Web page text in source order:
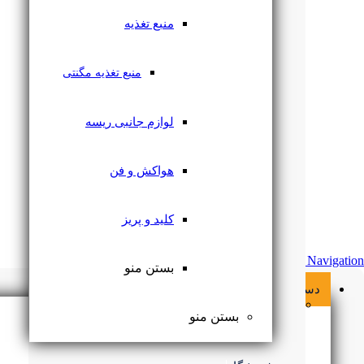
منبع تغذیه
منبع تغذیه مگنتی
لوازم جانبی ریسه
هواکش و فن
کلید و پریز
بستن منو
بستن منو
Skip Navigation
دسته بندی محصولات
براکت ال ای دی
بستن منو